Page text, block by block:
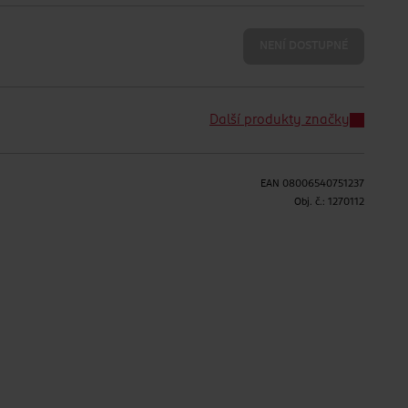
Další produkty značky
EAN 08006540751237
Obj. č.: 1270112